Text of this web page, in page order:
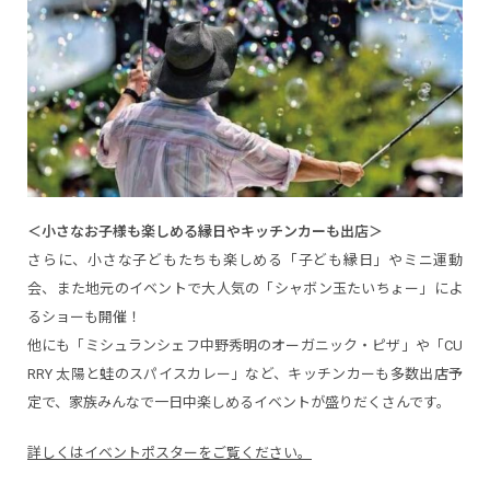
＜小さなお子様も楽しめる縁日やキッチンカーも出店＞
さらに、小さな子どもたちも楽しめる「子ども縁日」やミニ運動
会、また地元のイベントで大人気の「シャボン玉たいちょー」によ
るショーも開催！
他にも「ミシュランシェフ中野秀明のオーガニック・ピザ」や「CU
RRY 太陽と蛙のスパイスカレー」など、キッチンカーも多数出店予
定で、家族みんなで一日中楽しめるイベントが盛りだくさんです。
詳しくはイベントポスターをご覧ください。